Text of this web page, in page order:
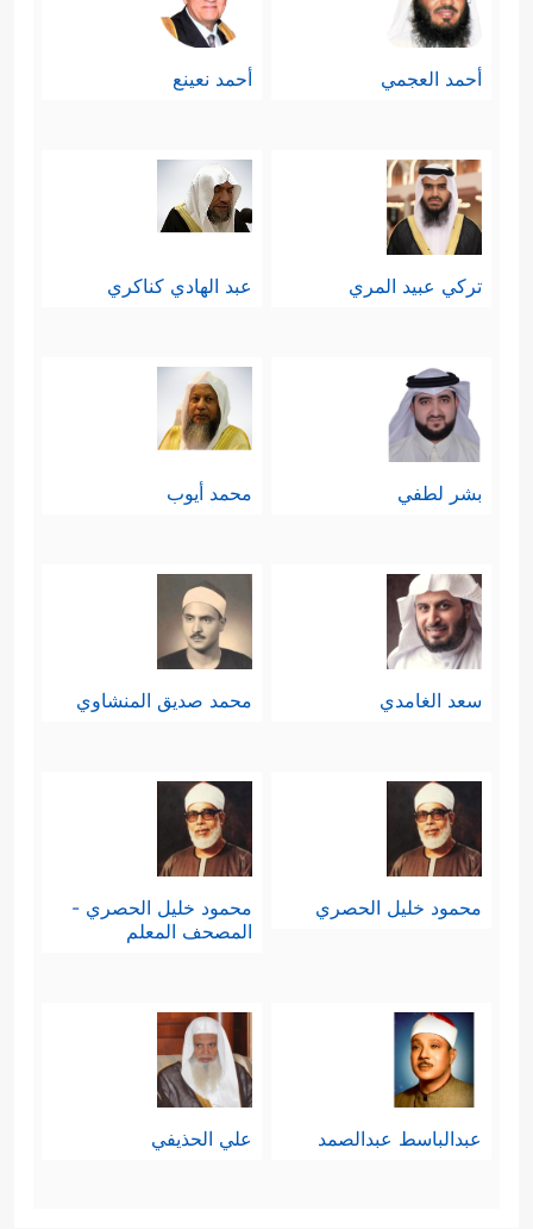
أحمد العجمي أحمد نعينع
تركي عبيد المري عبد الهادي كناكري
بشر لطفي محمد أيوب
سعد الغامدي محمد صديق المنشاوي
محمود خليل الحصري
محمود خليل الحصري -
المصحف المعلم
عبدالباسط عبدالصمد علي الحذيفي